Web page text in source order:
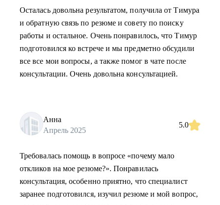
Осталась довольна результатом, получила от Тимура
и обратную связь по резюме и совету по поиску
работы и остальное. Очень понравилось, что Тимур
подготовился ко встрече и мы предметно обсудили
все все мои вопросы, а также помог в чате после
консультации. Очень довольна консультацией.
Анна
Апрель 2025
5.0
Требовалась помощь в вопросе «почему мало
откликов на мое резюме?». Понравилась
консультация, особенно приятно, что специалист
заранее подготовился, изучил резюме и мой вопрос,